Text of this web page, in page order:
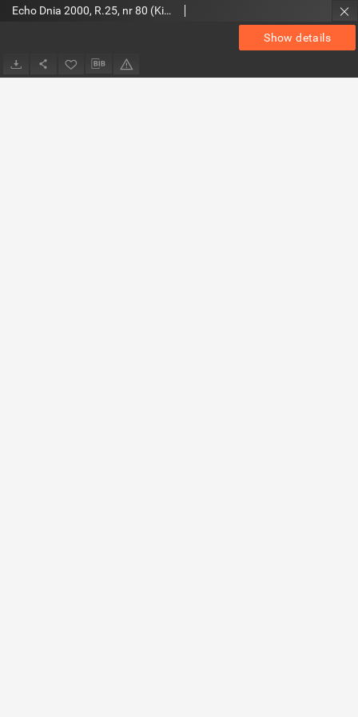
Show details
Echo Dnia 2000, R.25, nr 80 (Kieleckie)